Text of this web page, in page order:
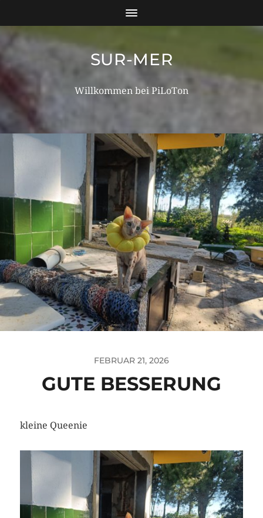
SUR-MER
Willkommen bei PiLoTon
FEBRUAR 21, 2026
GUTE BESSERUNG
kleine Queenie